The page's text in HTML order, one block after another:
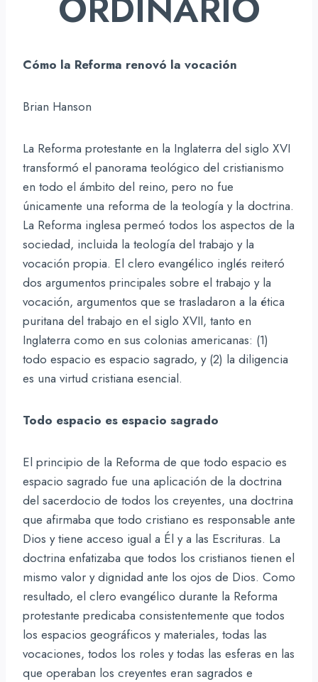
Cómo la Reforma renovó la vocación
Brian Hanson
La Reforma protestante en la Inglaterra del siglo XVI
transformó el panorama teológico del cristianismo
en todo el ámbito del reino, pero no fue
únicamente una reforma de la teología y la doctrina.
La Reforma inglesa permeó todos los aspectos de la
sociedad, incluida la teología del trabajo y la
vocación propia. El clero evangélico inglés reiteró
dos argumentos principales sobre el trabajo y la
vocación, argumentos que se trasladaron a la ética
puritana del trabajo en el siglo XVII, tanto en
Inglaterra como en sus colonias americanas: (1)
todo espacio es espacio sagrado, y (2) la diligencia
es una virtud cristiana esencial.
Todo espacio es espacio sagrado
El principio de la Reforma de que todo espacio es
espacio sagrado fue una aplicación de la doctrina
del sacerdocio de todos los creyentes, una doctrina
que afirmaba que todo cristiano es responsable ante
Dios y tiene acceso igual a Él y a las Escrituras. La
doctrina enfatizaba que todos los cristianos tienen el
mismo valor y dignidad ante los ojos de Dios. Como
resultado, el clero evangélico durante la Reforma
protestante predicaba consistentemente que todos
los espacios geográficos y materiales, todas las
vocaciones, todos los roles y todas las esferas en las
que operaban los creyentes eran sagrados e